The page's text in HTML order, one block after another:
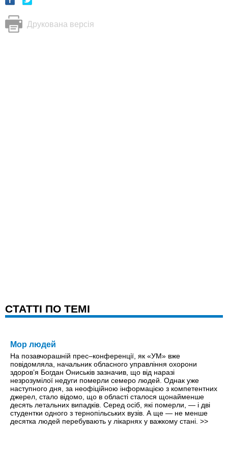
Друкована версія
CТАТТІ ПО ТЕМІ
Мор людей
На позавчорашній прес–конференції, як «УМ» вже
повідомляла, начальник обласного управління охорони
здоров’я Богдан Ониськів зазначив, що від наразі
незрозумілої недуги померли семеро людей. Однак уже
наступного дня, за неофіційною інформацією з компетентних
джерел, стало відомо, що в області сталося щонайменше
десять летальних випадків. Серед осіб, які померли, — і дві
студентки одного з тернопільських вузів. А ще — не менше
десятка людей перебувають у лікарнях у важкому стані. >>